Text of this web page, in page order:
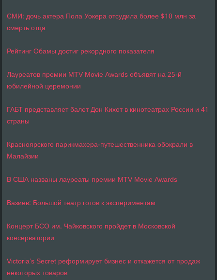
СМИ: дочь актера Пола Уокера отсудила более $10 млн за
смерть отца
Рейтинг Обамы достиг рекордного показателя
Лауреатов премии MTV Movie Awards объявят на 25-й
юбилейной церемонии
ГАБТ представляет балет Дон Кихот в кинотеатрах России и 41
страны
Красноярского парикмахера-путешественника обокрали в
Малайзии
В США названы лауреаты премии MTV Movie Awards
Вазиев: Большой театр готов к экспериментам
Концерт БСО им. Чайковского пройдет в Московской
консерватории
Victoria’s Secret реформирует бизнес и откажется от продаж
некоторых товаров